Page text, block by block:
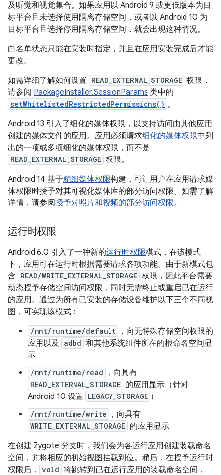
及听觉和视觉集合。如果应用以 Android 9 或更低版本为目
标平台且未选择使用隔离存储空间，或者以 Android 10 为
目标平台且选择停用隔离存储空间，就会出现这种情况。
白名单状态只能在安装时指定，并且在应用安装完成后才能
更改。
如需详细了解如何设置 READ_EXTERNAL_STORAGE 权限，
请参阅 PackageInstaller.SessionParams 类中的
setWhitelistedRestrictedPermissions() 。
Android 13 引入了细化的媒体权限，以支持访问由其他应用
创建的媒体文件的应用。应用必须请求细化的媒体权限中列
出的一项或多项细化的媒体权限，而不是
READ_EXTERNAL_STORAGE 权限。
Android 14 基于精细媒体权限构建，可让用户在应用请求媒
体权限时授予对其可视化媒体库的部分访问权限。如需了解
详情，请参阅授予对照片和视频的部分访问权限。
运行时权限
Android 6.0 引入了一种新的运行时权限模式，在该模式
下，应用可在运行时根据需要请求各项功能。由于新模式包
含 READ/WRITE_EXTERNAL_STORAGE 权限，因此平台需要
动态授予存储空间访问权限，同时无需终止或重启已在运行
的应用。通过为所有已安装的存储设备维护以下三个不同视
图，可实现该模式：
/mnt/runtime/default
，向无特殊存储空间权限的
应用以及 adbd 和其他系统组件所在的根命名空间显
示
/mnt/runtime/read ，向具有
READ_EXTERNAL_STORAGE 的应用显示（针对
Android 10 设置 LEGACY_STORAGE ）
/mnt/runtime/write ，向具有
WRITE_EXTERNAL_STORAGE 的应用显示
在创建 Zygote 分支时，我们会为各运行应用创建装载命名
空间，并将相应的初始视图挂载到位。稍后，在授予运行时
权限后，
vold 将跳转到已在运行应用的装载命名空间，